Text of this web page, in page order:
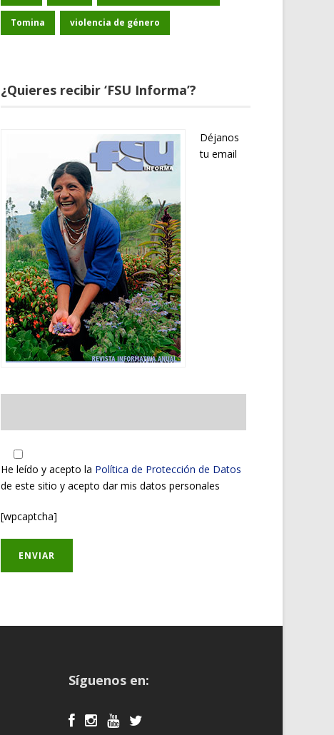
Tomina violencia de género
¿Quieres recibir ‘FSU Informa’?
Déjanos
tu email
He leído y acepto la Política de Protección de Datos
de este sitio y acepto dar mis datos personales
[wpcaptcha]
Síguenos en: